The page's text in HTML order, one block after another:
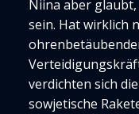
Niina aber
sein. Hat wirklich
verdichten sich
sowjetische